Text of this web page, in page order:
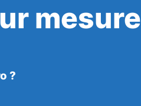
mesure
?